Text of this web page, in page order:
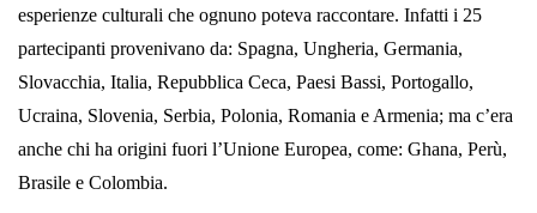
esperienze culturali che ognuno poteva raccontare. Infatti i 25
partecipanti provenivano da: Spagna, Ungheria, Germania,
Slovacchia, Italia, Repubblica Ceca, Paesi Bassi, Portogallo,
Ucraina, Slovenia, Serbia, Polonia, Romania e Armenia; ma c’era
anche chi ha origini fuori l’Unione Europea, come: Ghana, Perù,
Brasile e Colombia.